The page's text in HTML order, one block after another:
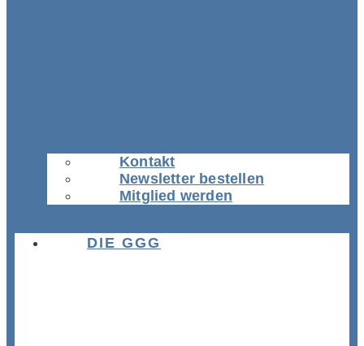
Kontakt
Newsletter bestellen
Mitglied werden
DIE GGG